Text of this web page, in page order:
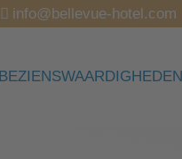
info@bellevue-hotel.com
BEZIENSWAARDIGHEDEN